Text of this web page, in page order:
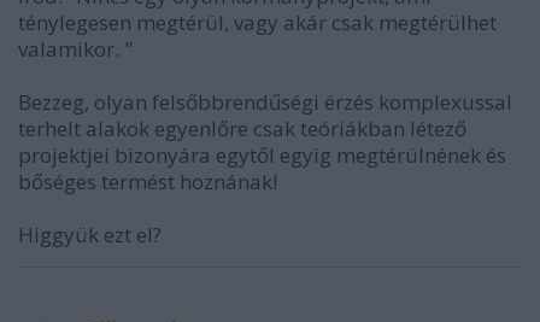
ténylegesen megtérül, vagy akár csak megtérülhet
valamikor. "
Bezzeg, olyan felsőbbrendűségi érzés komplexussal
terhelt alakok egyenlőre csak teóriákban létező
projektjei bizonyára egytől egyig megtérülnének és
bőséges termést hoznának!
Higgyük ezt el?